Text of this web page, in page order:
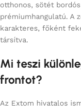
otthonos, sötét
prémiumhangulatú. A
karakteres, főként
társítva.
Mi teszi
frontot?
Az Extom hivatalos